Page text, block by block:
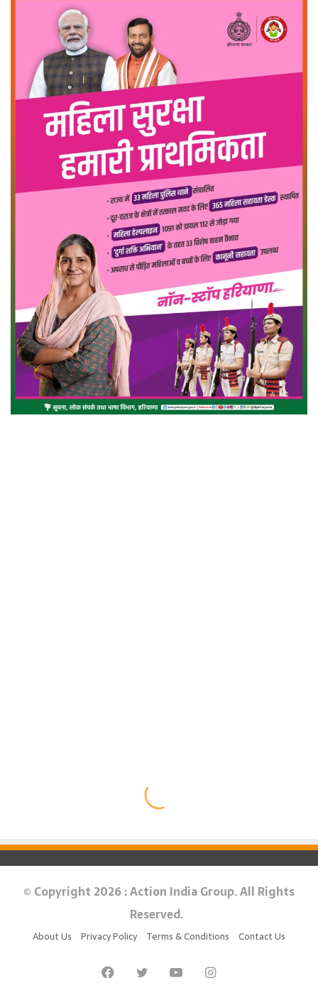
© Copyright 2026 : Action India Group. All Rights
Reserved.
About Us Privacy Policy Terms & Conditions Contact Us
FacebookTwitter YouTubeInstagram